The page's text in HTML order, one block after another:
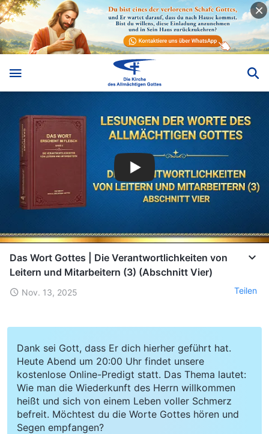
Das Wort Gottes | Die Verantwortlichkeiten von
Leitern und Mitarbeitern (3) (Abschnitt Vier)
Nov. 13, 2025 Teilen
Dank sei Gott, dass Er dich hierher geführt hat.
Heute Abend um 20:00 Uhr findet unsere
kostenlose Online-Predigt statt. Das Thema lautet:
Wie man die Wiederkunft des Herrn willkommen
heißt und sich von einem Leben voller Schmerz
befreit. Möchtest du die Worte Gottes hören und
Segen empfangen?